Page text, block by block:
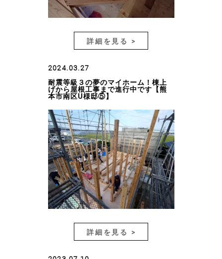
詳細を見る >
2024.03.27
耐震等級３の夢のマイホーム！棟上
げから屋根工事まで進行中です【熊
本市南区U様邸⑤】
詳細を見る >